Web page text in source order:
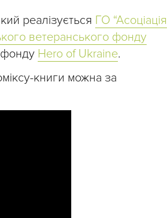
реалізується ГО “Асоціація
ветеранського фонду
фонду Hero of Ukraine.
книги можна за